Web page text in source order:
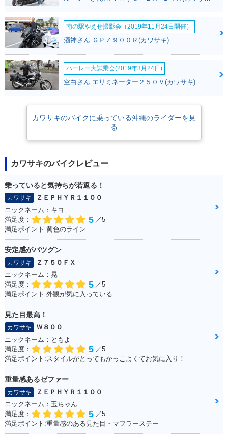
南の駅やえせ撮影会（2019年11月24日開催）
酒神さん:ＧＰＺ９００Ｒ(カワサキ)
ハーレー大試乗会(2019年3月24日)
空白さん:エリミネーター２５０Ｖ(カワサキ)
カワサキのバイクに乗っている沖縄のライダーを見
る
カワサキのバイクレビュー
乗っていると気持ちが若返る！
カワサキ
ＺＥＰＨＹＲ１１００
ニックネーム：キヨ
満足度：
5 ／5
満足ポイント:黄色のライン
安定感がバツグン
カワサキ
Ｚ７５０ＦＸ
ニックネーム：晃
満足度：
5 ／5
満足ポイント:外観が気に入っている
見た目最高！
カワサキ
Ｗ８００
ニックネーム：ともよ
満足度：
5 ／5
満足ポイント:スタイルがとってもかっこよくてお気に入り！
重量感あるゼファー
カワサキ
ＺＥＰＨＹＲ１１００
ニックネーム：玉ちゃん
満足度：
5 ／5
満足ポイント:重量感のある見た目・マフラーステー